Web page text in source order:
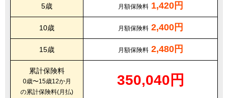
5歳 月額保険料 1,420円
10歳 月額保険料 2,400円
15歳 月額保険料 2,480円
累計保険料
0歳〜15歳12か月
の累計保険料(月払)
350,040円